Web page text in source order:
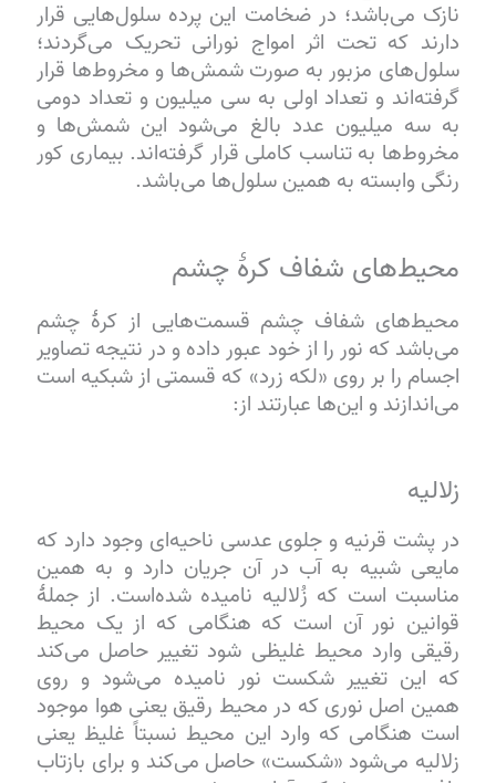
نازک می‌باشد؛ در ضخامت این پرده سلول‌هایی قرار
دارند که تحت اثر امواج نورانی تحریک می‌گردند؛
سلول‌های مزبور به صورت شمش‌ها و مخروط‌ها قرار
گرفته‌اند و تعداد اولی به سی میلیون و تعداد دومی
به سه میلیون عدد بالغ می‌شود این شمش‌ها و
مخروط‌ها به تناسب کاملی قرار گرفته‌اند. بیماری کور
رنگی وابسته به همین سلول‌ها می‌باشد.
محیط‌های شفاف کرهٔ چشم
محیط‌های شفاف چشم قسمت‌هایی از کرهٔ چشم
می‌باشد که نور را از خود عبور داده و در نتیجه تصاویر
اجسام را بر روی «لکه زرد» که قسمتی از شبکیه است
می‌اندازند و این‌ها عبارتند از:
زلالیه
در پشت قرنیه و جلوی عدسی ناحیه‌ای وجود دارد که
مایعی شبیه به آب در آن جریان دارد و به همین
مناسبت است که زُلالیه نامیده شده‌است. از جملهٔ
قوانین نور آن است که هنگامی که از یک محیط
رقیقی وارد محیط غلیظی شود تغییر حاصل می‌کند
که این تغییر شکست نور نامیده می‌شود و روی
همین اصل نوری که در محیط رقیق یعنی هوا موجود
است هنگامی که وارد این محیط نسبتاً غلیظ یعنی
زلالیه می‌شود «شکست» حاصل می‌کند و برای بازتاب